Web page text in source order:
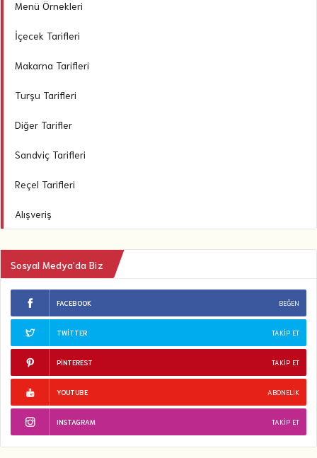
Menü Örnekleri
İçecek Tarifleri
Makarna Tarifleri
Turşu Tarifleri
Diğer Tarifler
Sandviç Tarifleri
Reçel Tarifleri
Alışveriş
Sosyal Medya’da Biz
FACEBOOK BEĞEN
TWITTER TAKIP ET
PINTEREST TAKIP ET
YOUTUBE ABONELIK
INSTAGRAM TAKIP ET